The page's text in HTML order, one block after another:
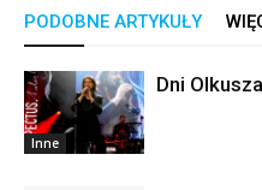
PODOBNE ARTYKUŁY
Inne
Dni